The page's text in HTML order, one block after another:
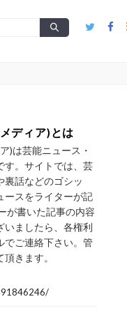
ディア)とは
)は芸能ニュース・
す。サイトでは、芸
裏話などのゴシッ
ースをライターが記
が書いた記事の内容
いましたら、各権利
でご連絡下さい。管
きます。